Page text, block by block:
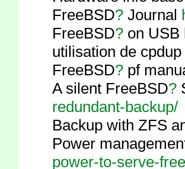
FreeBSD? Journal
FreeBSD? on
utilisation de
FreeBSD? pf
A silent FreeBSD?
redundant-backup/
Backup with ZFS
Power
power-to-serve-